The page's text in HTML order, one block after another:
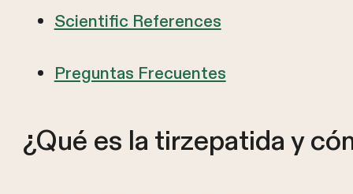
Scientific References
Preguntas Frecuentes
¿Qué es la tirzepatida y